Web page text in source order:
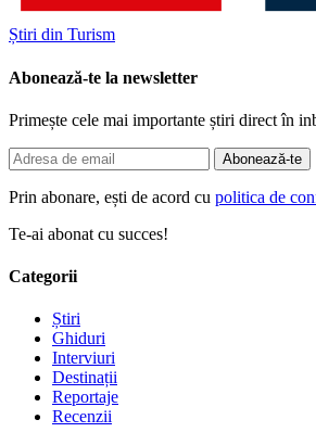
Știri din Turism
Abonează-te la newsletter
Primește cele mai importante știri direct în
Abonează-te
Prin abonare, ești de acord cu politica de
Te-ai abonat cu succes!
Categorii
Știri
Ghiduri
Interviuri
Destinații
Reportaje
Recenzii